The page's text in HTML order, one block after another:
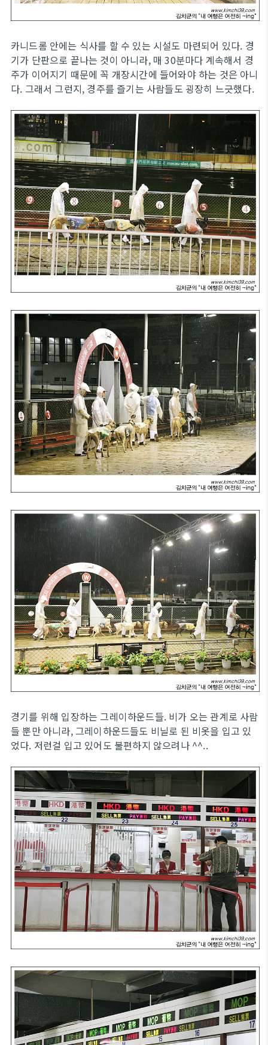
카니드롬 안에는 식사를 할 수 있는 시설도 마련되어 있다. 경
기가 단판으로 끝나는 것이 아니라, 매 30분마다 계속해서 경
주가 이어지기 때문에 꼭 개장시간에 들어와야 하는 것은 아니
다. 그래서 그런지, 경주를 즐기는 사람들도 굉장히 느긋했다.
경기를 위해 입장하는 그레이하운드들. 비가 오는 관계로 사람
들 뿐만 아니라, 그레이하운드들도 비닐로 된 비옷을 입고 있
었다. 저런걸 입고 있어도 불편하지 않으려나 ^^..